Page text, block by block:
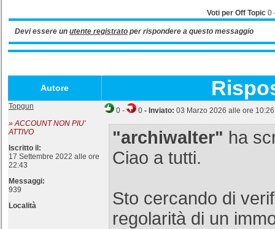
Voti per Off Topic 0
Devi essere un utente registrato per rispondere a questo messaggio
Autore
Topgun
» ACCOUNT NON PIU'
ATTIVO
Iscritto il:
17 Settembre 2022 alle ore
22:43
Messaggi:
939
Località
0 - 0 - Inviato: 03 Marzo 2026 alle ore 10:26
"archiwalter" ha
Ciao a tutti.
Sto cercando di
regolarità di un